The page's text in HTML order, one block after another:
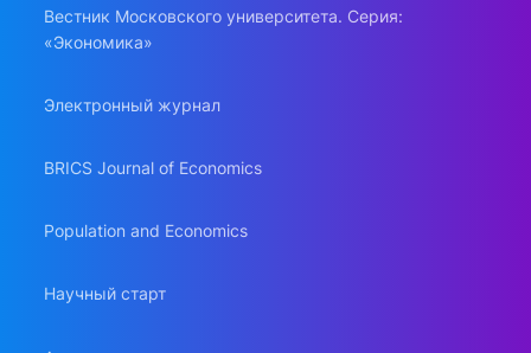
Вестник Московского университета. Серия:
«Экономика»
Электронный журнал
BRICS Journal of Economics
Population and Economics
Научный старт